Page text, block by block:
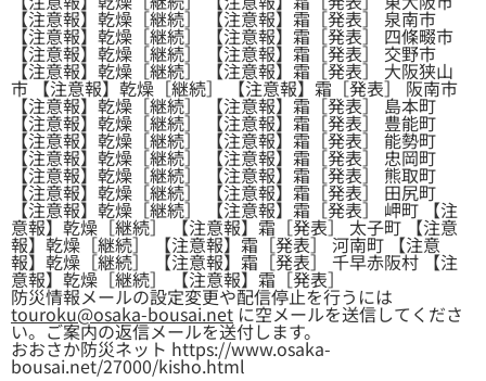
【注意報】乾燥［継続］ 【注意報】霜［発表］ 泉南市
【注意報】乾燥［継続］ 【注意報】霜［発表］ 四條畷市
【注意報】乾燥［継続］ 【注意報】霜［発表］ 交野市
【注意報】乾燥［継続］ 【注意報】霜［発表］ 大阪狭山
市 【注意報】乾燥［継続］ 【注意報】霜［発表］ 阪南市
【注意報】乾燥［継続］ 【注意報】霜［発表］ 島本町
【注意報】乾燥［継続］ 【注意報】霜［発表］ 豊能町
【注意報】乾燥［継続］ 【注意報】霜［発表］ 能勢町
【注意報】乾燥［継続］ 【注意報】霜［発表］ 忠岡町
【注意報】乾燥［継続］ 【注意報】霜［発表］ 熊取町
【注意報】乾燥［継続］ 【注意報】霜［発表］ 田尻町
【注意報】乾燥［継続］ 【注意報】霜［発表］ 岬町 【注
意報】乾燥［継続］ 【注意報】霜［発表］ 太子町 【注意
報】乾燥［継続］ 【注意報】霜［発表］ 河南町 【注意
報】乾燥［継続］ 【注意報】霜［発表］ 千早赤阪村 【注
意報】乾燥［継続］ 【注意報】霜［発表］
防災情報メールの設定変更や配信停止を行うには
touroku@osaka-bousai.netに空メールを送信してくださ
い。ご案内の返信メールを送付します。
おおさか防災ネット https://www.osaka-
bousai.net/27000/kisho.html